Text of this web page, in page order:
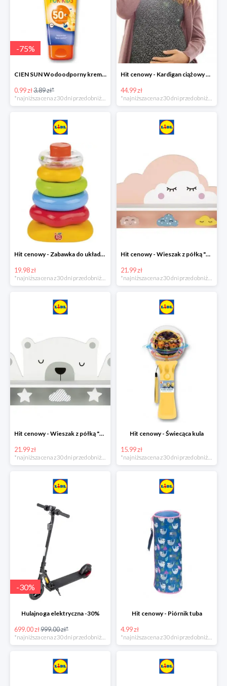
-75%
CIEN SUN Wodoodporny krem do opalania dla dzieci SPF 50 -39%
0.99 zł3.89 zł*
*najniższa cena z 30 dni przed obniżką
Hit cenowy - Kardigan ciążowy z biobawełny
44.99 zł
*najniższa cena z 30 dni przed obniżką
Hit cenowy - Zabawka do układania
19.98 zł
Hit cenowy - Wieszak z półką "Chmurka"
21.99 zł
Hit cenowy - Wieszak z półką "Miś"
21.99 zł
*najniższa cena z 30 dni przed obniżką
Hit cenowy - Świecąca kula
15.99 zł
*najniższa cena z 30 dni przed obniżką
-30%
Hulajnoga elektryczna -30%
699.00 zł999.00 zł*
Hit cenowy - Piórnik tuba
4.99 zł